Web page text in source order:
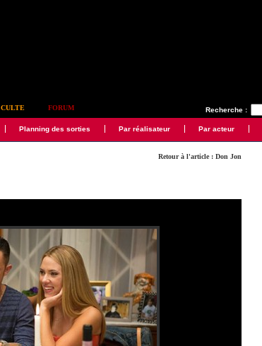
Recherche :
CULTE FORUM
Planning des sorties Par réalisateur Par acteur
Retour à l'article : Don Jon